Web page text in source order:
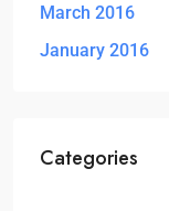
March 2016
January 2016
Categories